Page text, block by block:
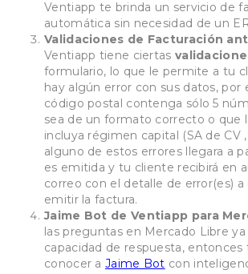
Ventiapp te brinda un servicio de
automática sin necesidad de un
Validaciones de Facturación
Ventiapp tiene ciertas
formulario, lo que le permite a tu
hay algún error con sus datos, por
código postal contenga sólo 5
sea de un formato correcto o que
incluya régimen capital (SA de CV ,
alguno de estos errores llegara a
es emitida y tu cliente recibirá en
correo con el detalle de error(es) a
emitir la factura.
Jaime Bot de Ventiapp para
las preguntas en Mercado Libre
capacidad de respuesta, entonces
conocer a Jaime Bot con